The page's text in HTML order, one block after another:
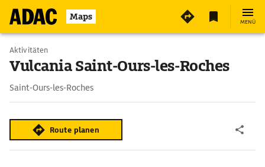
Maps MENÜ
Aktivitäten
Vulcania Saint-Ours-les-Roches
Saint-Ours-les-Roches
Route planen